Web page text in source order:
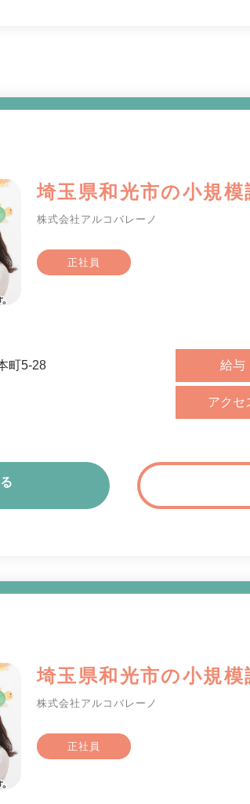
埼玉県和光市の小規模
株式会社アルコバレーノ
正社員
町5-28 給与
アクセ
埼玉県和光市の小規模
株式会社アルコバレーノ
正社員